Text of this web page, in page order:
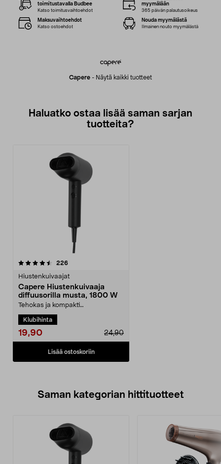
Capere - Näytä kaikki tuotteet
toimitustavalla Budbee
Katso toimitusvaihtoehdot
myymälään
365 päivän palautusoikeus
Maksuvaihtoehdot
Katso ostoehdot
Nouda myymälästä
Ilmainen nouto myymälästä
Haluatko ostaa lisää saman sarjan
tuotteita?
226arvostelut
Hiustenkuivaajat
Capere Hiustenkuivaaja
diffuusorilla musta, 1800 W
Tehokas ja kompakti
kuivaukseen. Kaksi nopeutta
Klubihinta
19,90 24,90
Lisää ostoskoriin
Saman kategorian hittituotteet